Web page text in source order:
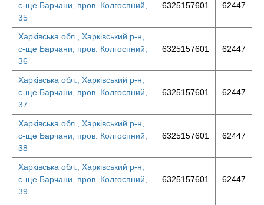
с-ще Барчани, пров. Колгоспний,
35
6325157601 62447
Харківська обл., Харківський р-н,
с-ще Барчани, пров. Колгоспний,
36
6325157601 62447
Харківська обл., Харківський р-н,
с-ще Барчани, пров. Колгоспний,
37
6325157601 62447
Харківська обл., Харківський р-н,
с-ще Барчани, пров. Колгоспний,
38
6325157601 62447
Харківська обл., Харківський р-н,
с-ще Барчани, пров. Колгоспний,
39
6325157601 62447